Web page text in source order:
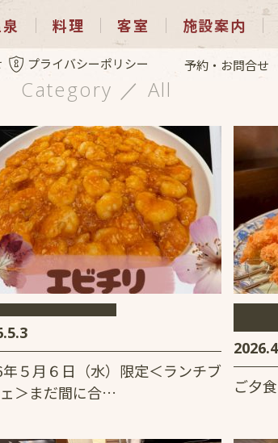
料理 客室 施設案内
プライバシーポリシー 予約・お問合せ
カテゴリー ：すべて
Category ／ All
５月６日（水）限定＜ランチブ
＞まだ間に合…
ご夕